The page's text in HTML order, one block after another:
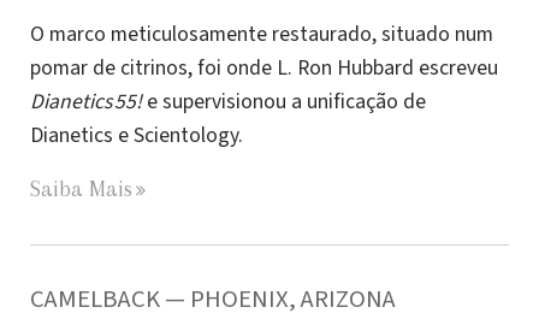
O marco meticulosamente restaurado, situado num
pomar de citrinos, foi onde L. Ron Hubbard escreveu
Dianetics 55!e supervisionou a unificação de
Dianetics e Scientology.
Saiba Mais
CAMELBACK — PHOENIX, ARIZONA